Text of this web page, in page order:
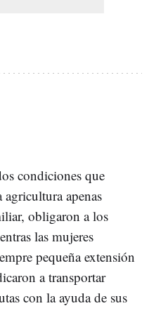
condiciones que
apenas
obligaron a los
las mujeres
pequeña extensión
a transportar
con la ayuda de sus